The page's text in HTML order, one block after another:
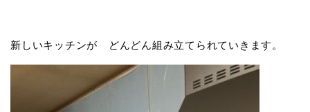
新しいキッチンが どんどん組み立てられていきます。